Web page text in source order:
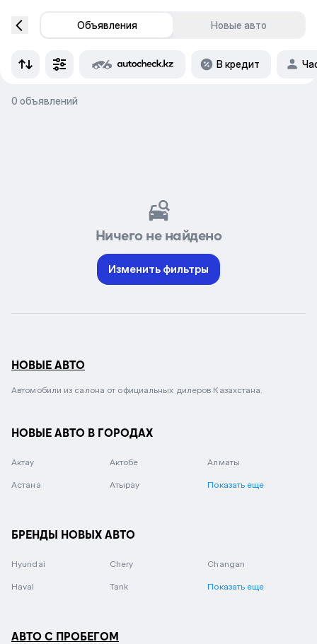
Объявления Новые авто
В кредит
0 объявлений
Ничего не найдено
Изменить фильтры
НОВЫЕ АВТО
Автомобили из салона от официальных дилеров Казахстана.
НОВЫЕ АВТО В ГОРОДАХ
Актау Актобе Алматы
Астана Атырау Показать еще
БРЕНДЫ НОВЫХ АВТО
Hyundai Chery Changan
Haval Tank Показать еще
АВТО С ПРОБЕГОМ